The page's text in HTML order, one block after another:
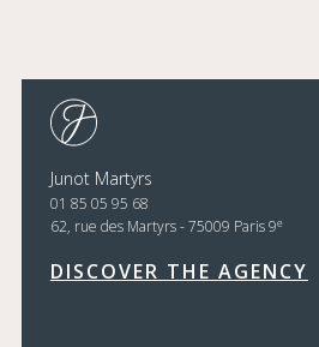
Junot Martyrs
01 85 05 95 68
62, rue des Martyrs - 75009 Paris 9e
DISCOVER THE AGENCY